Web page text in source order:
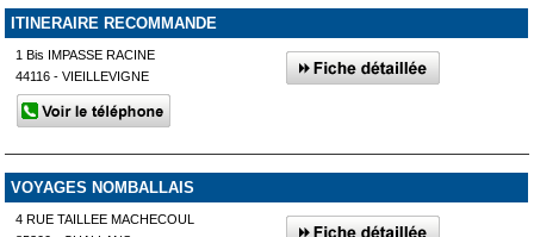
ITINERAIRE RECOMMANDE
1 Bis IMPASSE RACINE
44116 - VIEILLEVIGNE
VOYAGES NOMBALLAIS
4 RUE TAILLEE MACHECOUL